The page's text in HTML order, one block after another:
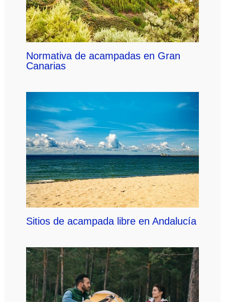
Normativa de acampadas en Gran
Canarias
Sitios de acampada libre en Andalucía